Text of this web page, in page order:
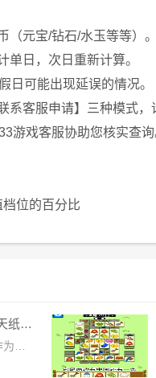
元宝/钻石/水玉等等）。
日，次日重新计算。
日可能出现延误的情况。
客服申请】三种模式，
游戏客服协助您核实查询
位的百分比
崩坏星穹铁道飞天纸鹤任务攻略 飞天纸鹤隐藏任务通关流程解析